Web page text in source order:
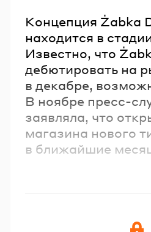
Концепция Żabka
находится в
Известно, что
дебютировать на
в декабре,
В ноябре пресс-
заявляла, что
магазина нового
в ближайшие